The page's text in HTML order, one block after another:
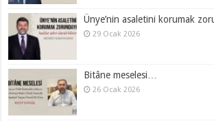
Ünye’nin asaletini korumak
29 Ocak 2026
Bitâne meselesi…
26 Ocak 2026